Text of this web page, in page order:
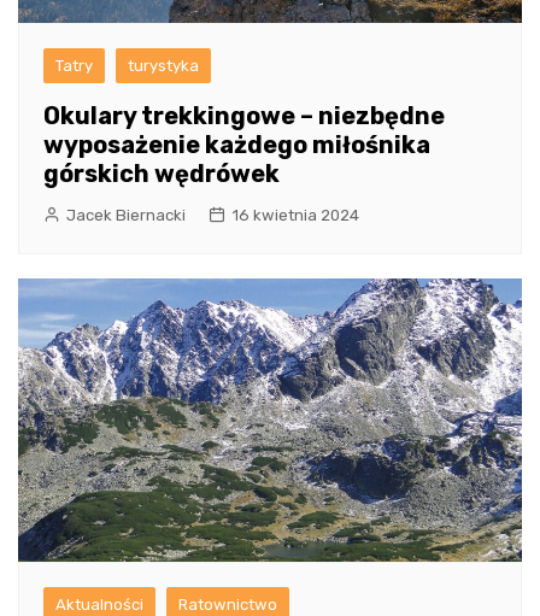
Tatry turystyka
Okulary trekkingowe – niezbędne
wyposażenie każdego miłośnika
górskich wędrówek
Jacek Biernacki 16 kwietnia 2024
Aktualności Ratownictwo